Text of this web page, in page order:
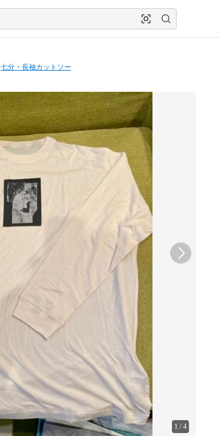
七分・長袖カットソー
1 /4